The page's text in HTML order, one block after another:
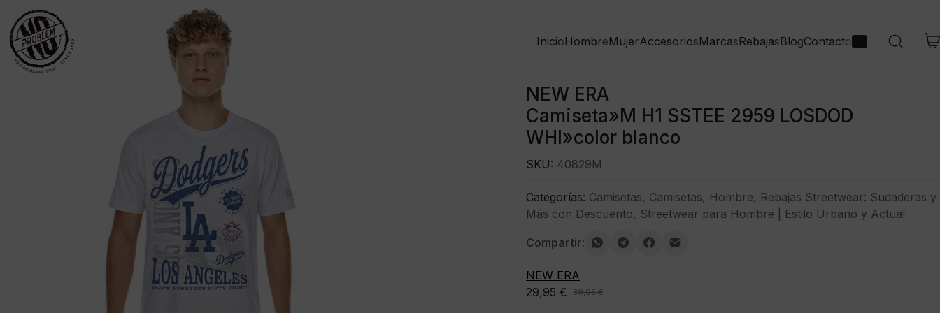
InicioHombreMujerAccesoriosMarcasRebajasBlogContacto
NEW ERA
Camiseta»M H1 SSTEE 2959 LOSDOD
WHI»color blanco
39,95€
El
29,95 €
El
SKU: 40829M
Categorías: Camisetas, Camisetas, Hombre, Rebajas Streetwear: Sudaderas y
Más con Descuento, Streetwear para Hombre | Estilo Urbano y Actual
Compartir:
NEW ERA